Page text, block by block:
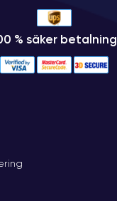
% säker betalning